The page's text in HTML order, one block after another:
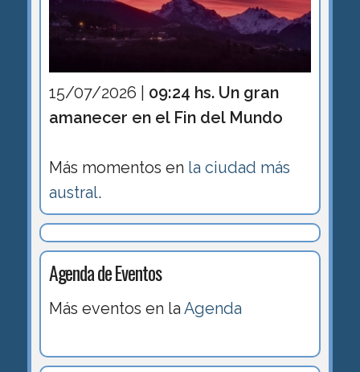
15/07/2026 | 09:24 hs. Un gran
amanecer en el Fin del Mundo
Más momentos en la ciudad más
austral.
Agenda de Eventos
Más eventos en la Agenda